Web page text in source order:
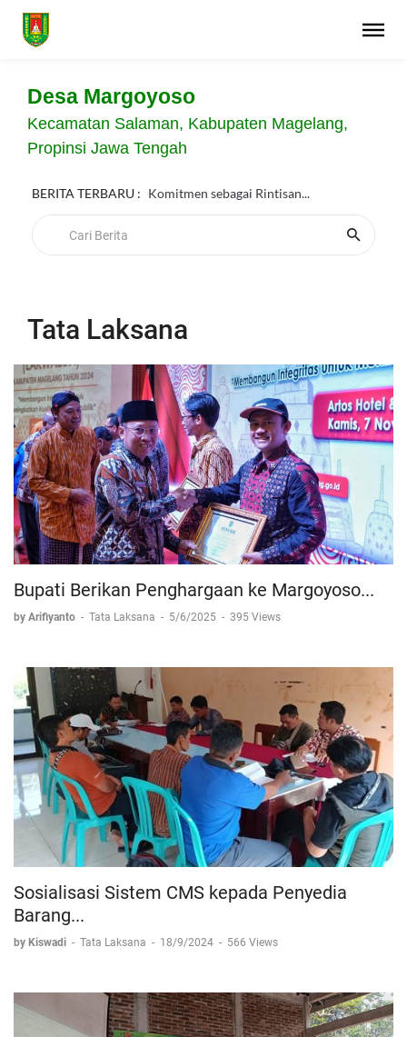
Desa Margoyoso
Kecamatan Salaman, Kabupaten Magelang,
Propinsi Jawa Tengah
BERITA TERBARU : Komitmen sebagai Rintisan...
Tata Laksana
Bupati Berikan Penghargaan ke Margoyoso...
by Arifiyanto - Tata Laksana - 5/6/2025 - 395 Views
Sosialisasi Sistem CMS kepada Penyedia
Barang...
by Kiswadi - Tata Laksana - 18/9/2024 - 566 Views